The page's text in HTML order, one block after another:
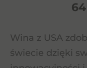
Wina z USA
świecie dzięki